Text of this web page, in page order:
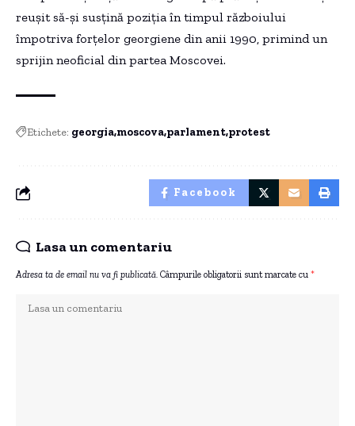
reușit să-și susțină poziția în timpul războiului
împotriva forțelor georgiene din anii 1990, primind un
sprijin neoficial din partea Moscovei.
Etichete: georgia moscova parlament protest
Facebook
Lasa un comentariu
Adresa ta de email nu va fi publicată. Câmpurile obligatorii sunt marcate cu *